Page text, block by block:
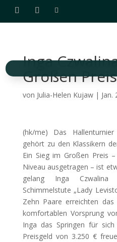
Inga
Großen
von Julia-Helen Kujaw| Jan.
(hk/me) Das
gehört zu den Klassikern
Ein Sieg im Großen Preis
Niveau ausgetragen – ist
gelang Inga
Schimmelstute „Lady
Zehn Paare erreichten
komfortablen Vorsprung
Inga das Springen für
Preisgeld von 3.250 €